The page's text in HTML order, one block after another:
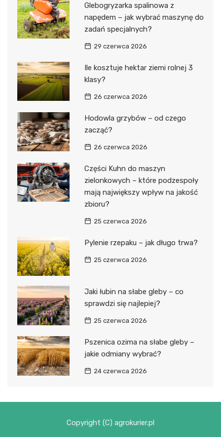
Glebogryzarka spalinowa z
napędem – jak wybrać maszynę do
zadań specjalnych?
29 czerwca 2026
Ile kosztuje hektar ziemi rolnej 3
klasy?
26 czerwca 2026
Hodowla grzybów – od czego
zacząć?
26 czerwca 2026
Części Kuhn do maszyn
zielonkowych – które podzespoły
mają największy wpływ na jakość
zbioru?
25 czerwca 2026
Pylenie rzepaku – jak długo trwa?
25 czerwca 2026
Jaki łubin na słabe gleby – co
sprawdzi się najlepiej?
25 czerwca 2026
Pszenica ozima na słabe gleby –
jakie odmiany wybrać?
24 czerwca 2026
Copyright (C) agrokurier.pl